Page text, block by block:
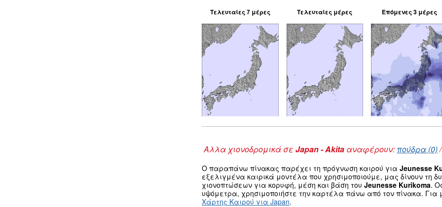
Τελευταίες 7 μέρες Τελευταίες μέρες Επόμενες 3 μέρες
Αλλα χιονοδρομικά σε Japan - Akita αναφέρουν: πούδρα (0)/
Ο παραπάνω πίνακας παρέχει τη πρόγνωση καιρού για Jeunesse
εξελιγμένα καιρικά μοντέλα που χρησιμοποιούμε, μας δίνουν τη
χιονοπτώσεων για κορυφή, μέση και βάση του Jeunesse Kurikoma.
υψόμετρα, χρησιμοποιήστε την καρτέλα πάνω από τον πίνακα. Για
Χάρτης Καιρού για Japan.